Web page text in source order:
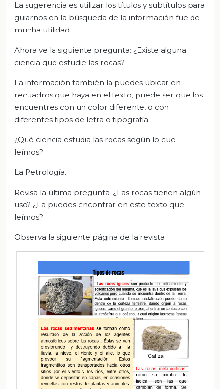
La sugerencia es utilizar los títulos y subtítulos para
guiarnos en la búsqueda de la información fue de
mucha utilidad.
Ahora ve la siguiente pregunta: ¿Existe alguna
ciencia que estudie las rocas?
La información también la puedes ubicar en
recuadros que haya en el texto, puede ser que los
encuentres con un color diferente, o con
diferentes tipos de letra o tipografía.
¿Qué ciencia estudia las rocas según lo que
leímos?
La Petrología.
Revisa la última pregunta: ¿Las rocas tienen algún
uso? ¿La puedes encontrar en este texto que
leímos?
Observa la siguiente página de la revista.